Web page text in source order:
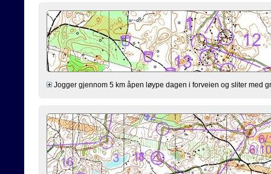
Jogger gjennom 5 km åpen løype dagen i forveien og sliter med